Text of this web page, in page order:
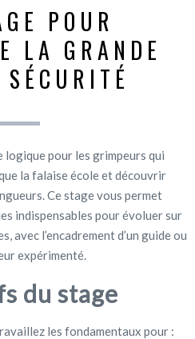
POUR
LA GRANDE
logique pour les grimpeurs qui
la falaise école et découvrir
Ce stage vous permet
indispensables pour évoluer sur
avec l’encadrement d’un guide ou
expérimenté.
du stage
les fondamentaux pour :